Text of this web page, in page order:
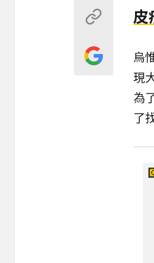
皮
烏
現
為
了